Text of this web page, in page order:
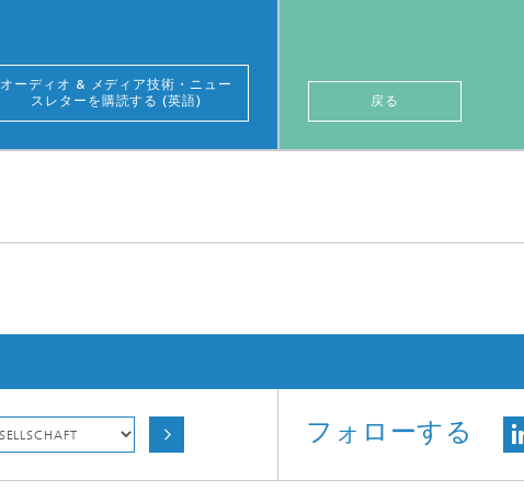
オーディオ & メディア技術・ニュー
スレターを購読する (英語)
戻る
フォローする